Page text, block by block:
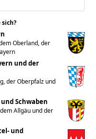
sich?
Oberland, der
und der
der Oberpfalz und
Schwaben
Allgäu und der
und